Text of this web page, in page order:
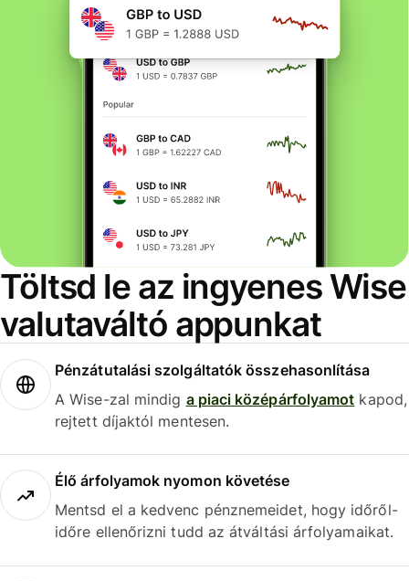
Töltsd le az ingyenes Wise
valutaváltó appunkat
Pénzátutalási szolgáltatók összehasonlítása
A Wise-zal mindig a piaci középárfolyamot kapod,
rejtett díjaktól mentesen.
Élő árfolyamok nyomon követése
Mentsd el a kedvenc pénznemeidet, hogy időről-
időre ellenőrizni tudd az átváltási árfolyamaikat.